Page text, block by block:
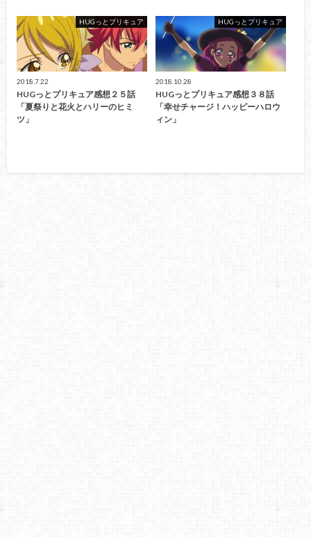
HUGっとプリキュア
2018.7.22
HUGっとプリキュア感想２５話
「夏祭りと花火とハリーのヒミ
ツ」
HUGっとプリキュア
2018.10.28
HUGっとプリキュア感想３８話
「幸せチャージ！ハッピーハロウ
ィン」